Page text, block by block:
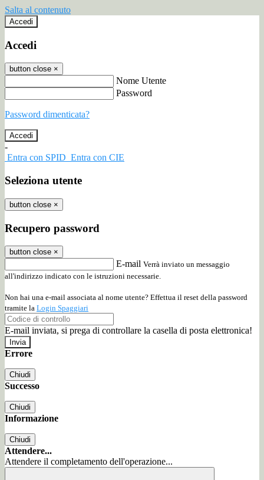
Salta al contenuto
Accedi
Accedi
button close ×
Nome Utente
Password
Password dimenticata?
-
Entra con SPID Entra con CIE
Seleziona utente
button close ×
Recupero password
button close ×
E-mail Verrà inviato un messaggio
all'indirizzo indicato con le istruzioni necessarie.
Non hai una e-mail associata al nome utente? Effettua il reset della password
tramite la Login Spaggiari
E-mail inviata, si prega di controllare la casella di posta elettronica!
Errore
Chiudi
Successo
Chiudi
Informazione
Chiudi
Attendere...
Attendere il completamento dell'operazione...